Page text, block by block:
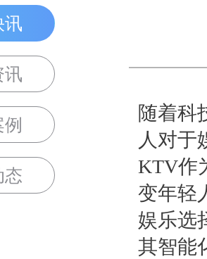
讯
讯
态
随着科
人对于
KTV作
变年轻
娱乐选
其智能